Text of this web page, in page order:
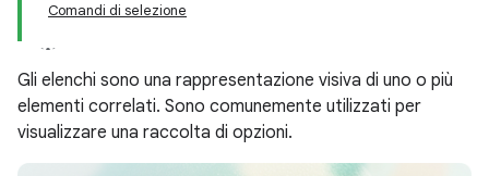
Comandi di selezione
Gli elenchi sono una rappresentazione visiva di uno o più
elementi correlati. Sono comunemente utilizzati per
visualizzare una raccolta di opzioni.